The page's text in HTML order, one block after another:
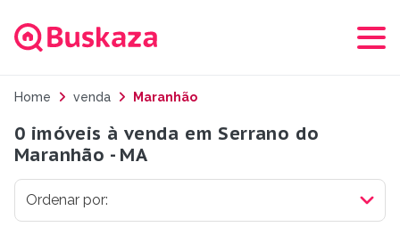
Home venda Maranhão
0 imóveis à venda em Serrano do
Maranhão - MA